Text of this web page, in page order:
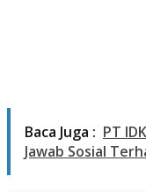
Baca Juga : PT
Jawab Sosial